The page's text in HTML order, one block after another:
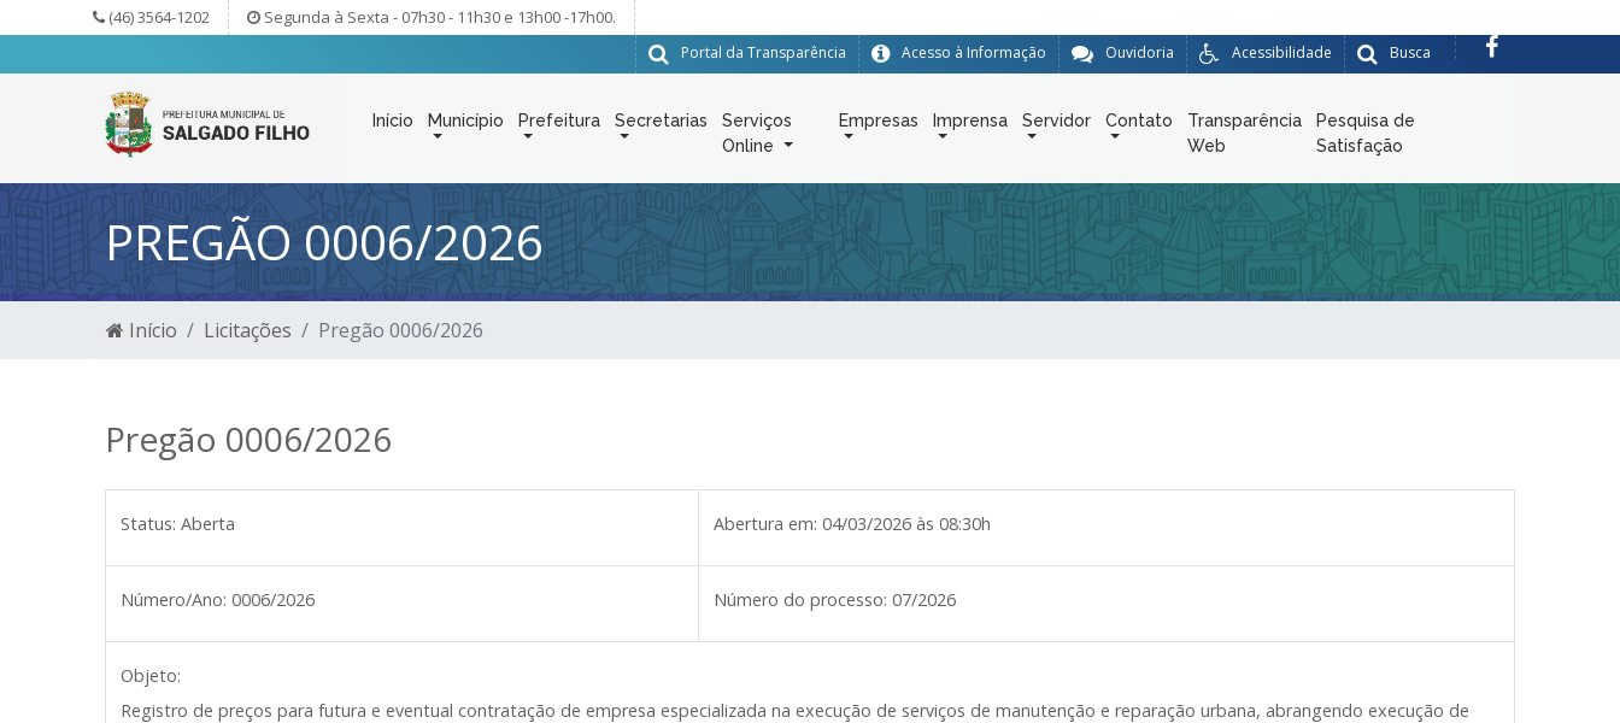
(46) 3564-1202 Segunda à Sexta - 07h30 - 11h30 e 13h00 -17h00.
Busca
Acessibilidade
Ouvidoria
Acesso à Informação
Portal da Transparência
Início Município Prefeitura Secretarias
Serviços
Online
Empresas Imprensa Servidor Contato
Transparência
Web
Pesquisa de
Satisfação
PREGÃO 0006/2026
Início Licitações Pregão 0006/2026
Pregão 0006/2026
Status: Aberta Abertura em: 04/03/2026 às 08:30h
Número/Ano: 0006/2026 Número do processo: 07/2026
Objeto:
Registro de preços para futura e eventual contratação de empresa especializada na execução de serviços de manutenção e reparação urbana, abrangendo execução de